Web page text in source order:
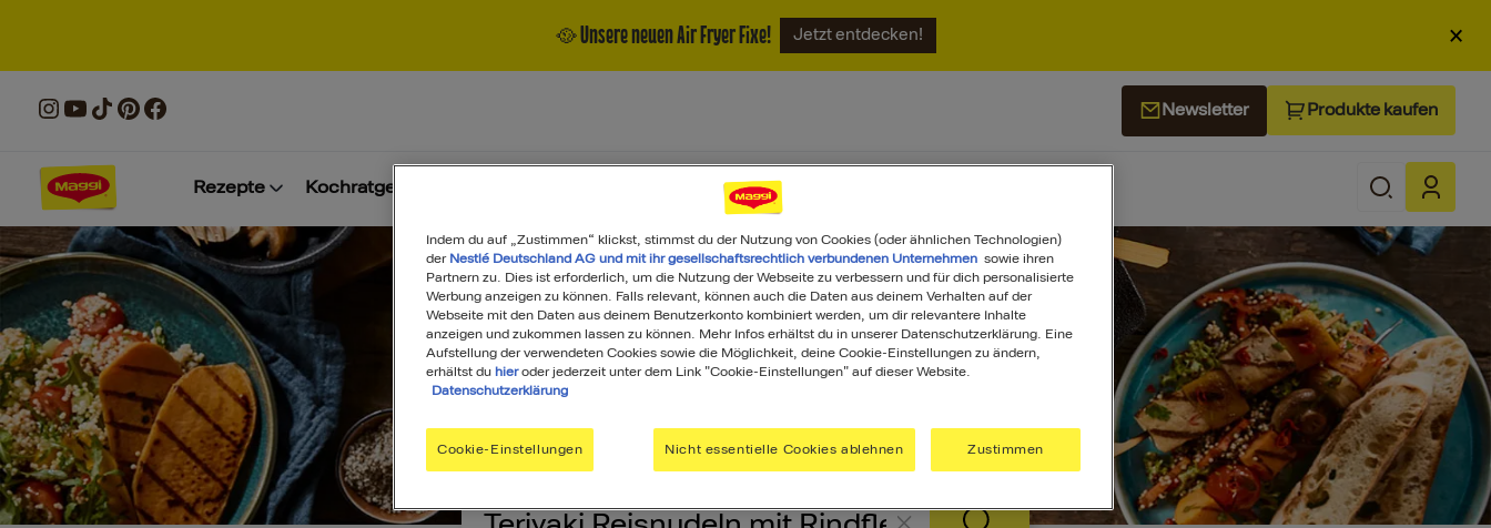
🥘 Unsere neuen Air Fryer Fixe! Jetzt entdecken! ×
Newsletter Produkte kaufen
Rezepte Kochratgeber Über uns
Was darf's heute sein?
Indem du auf „Zustimmen“ klickst, stimmst du der Nutzung von Cookies (oder ähnlichen Technologien)
der Nestlé Deutschland AG und mit ihr gesellschaftsrechtlich verbundenen Unternehmen sowie ihren
Partnern zu. Dies ist erforderlich, um die Nutzung der Webseite zu verbessern und für dich personalisierte
Werbung anzeigen zu können. Falls relevant, können auch die Daten aus deinem Verhalten auf der
Webseite mit den Daten aus deinem Benutzerkonto kombiniert werden, um dir relevantere Inhalte
anzeigen und zukommen lassen zu können. Mehr Infos erhältst du in unserer Datenschutzerklärung. Eine
Aufstellung der verwendeten Cookies sowie die Möglichkeit, deine Cookie-Einstellungen zu ändern,
erhältst du hieroder jederzeit unter dem Link "Cookie-Einstellungen" auf dieser Website.
Datenschutzerklärung
Cookie-Einstellungen Nicht essentielle Cookies ablehnen Zustimmen